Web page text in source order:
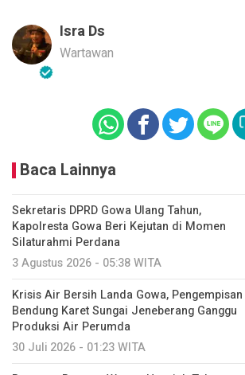
Isra Ds
Wartawan
Baca Lainnya
Sekretaris DPRD Gowa Ulang Tahun,
Kapolresta Gowa Beri Kejutan di Momen
Silaturahmi Perdana
3 Agustus 2026 - 05:38 WITA
Krisis Air Bersih Landa Gowa, Pengempisan
Bendung Karet Sungai Jeneberang Ganggu
Produksi Air Perumda
30 Juli 2026 - 01:23 WITA